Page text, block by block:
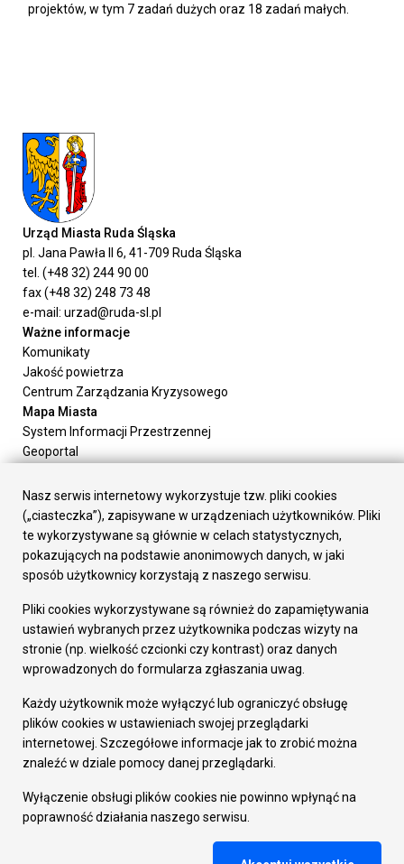
projektów, w tym 7 zadań dużych oraz 18 zadań małych.
Urząd Miasta Ruda Śląska
pl. Jana Pawła II 6, 41-709 Ruda Śląska
tel. (+48 32) 244 90 00
fax (+48 32) 248 73 48
e-mail: urzad@ruda-sl.pl
Ważne informacje
Komunikaty
Jakość powietrza
Centrum Zarządzania Kryzysowego
Mapa Miasta
System Informacji Przestrzennej
Geoportal
Załatw sprawę
Prezydent Miasta
Rada Miasta
Wydziały
Elektroniczna Skrzynka Podawcza
Gospodarka
Fundusze europejskie
Środki krajowe
Oferty inwestycyjne
Pozostałe
Deklaracja dostępności
Dane osobowe
Dodaj opinię o witrynie
Nasz serwis internetowy wykorzystuje tzw. pliki cookies
(„ciasteczka”), zapisywane w urządzeniach użytkowników. Pliki
te wykorzystywane są głównie w celach statystycznych,
pokazujących na podstawie anonimowych danych, w jaki
sposób użytkownicy korzystają z naszego serwisu.
Pliki cookies wykorzystywane są również do zapamiętywania
ustawień wybranych przez użytkownika podczas wizyty na
stronie (np. wielkość czcionki czy kontrast) oraz danych
wprowadzonych do formularza zgłaszania uwag.
Każdy użytkownik może wyłączyć lub ograniczyć obsługę
plików cookies w ustawieniach swojej przeglądarki
internetowej. Szczegółowe informacje jak to zrobić można
znaleźć w dziale pomocy danej przeglądarki.
Wyłączenie obsługi plików cookies nie powinno wpłynąć na
poprawność działania naszego serwisu.